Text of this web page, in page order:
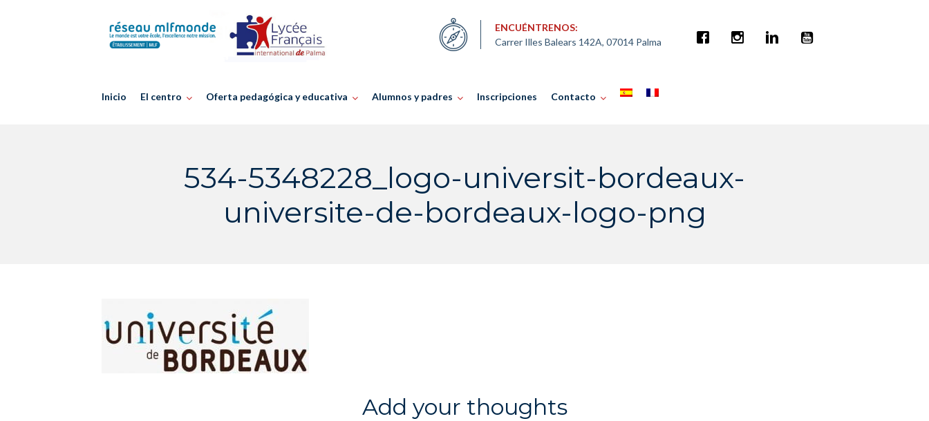
ENCUÉNTRENOS:
Carrer Illes Balears 142A, 07014 Palma
Inicio El centro Oferta pedagógica y educativa Alumnos y padres Inscripciones Contacto
534-5348228_logo-universit-bordeaux-
universite-de-bordeaux-logo-png
Add your thoughts